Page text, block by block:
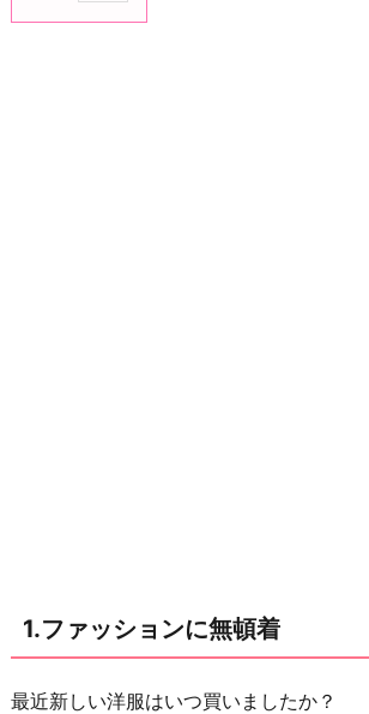
1.
に
し
な
1.ファッションに無頓着
最近新しい洋服はいつ買いましたか？